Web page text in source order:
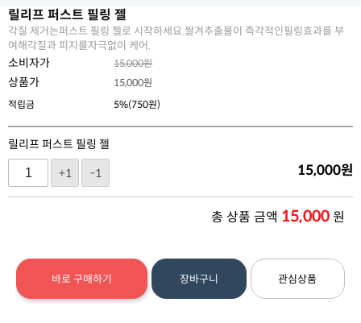
릴리프 퍼스트 필링 젤
각질 제거는퍼스트 필링 젤로 시작하세요.쌀겨추출물이 즉각적인필링효과를 부
여해각질과 피지를자극없이 케어.
소비자가 15,000원
상품가 15,000원
적립금
5%(750원)
릴리프 퍼스트 필링 젤
+1
-1 15,000원
총 상품 금액 15,000원
바로 구매하기 장바구니 관심상품